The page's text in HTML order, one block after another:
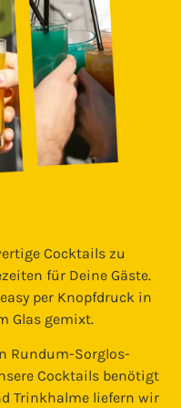
Cocktails zu
für Deine Gäste.
per Knopfdruck in
Glas gemixt.
Rundum-Sorglos-
Cocktails benötigt
Trinkhalme liefern wir